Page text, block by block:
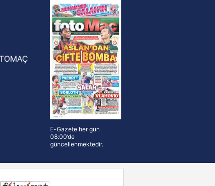
Meksika Ligi
Atlas'ın yeni teknik direktörü
E-Gazete her gün
08:00’de
güncellenmektedir.